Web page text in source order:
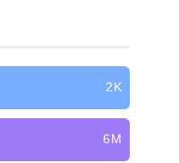
2K
6M